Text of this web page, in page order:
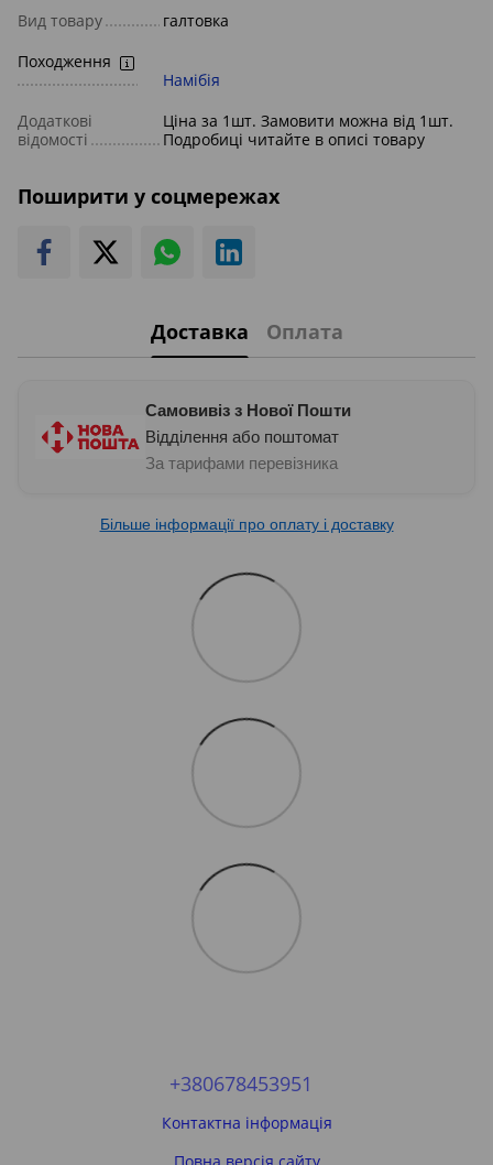
Вид товару
галтовка
Походження
Намібія
Додаткові
відомості
Ціна за 1шт. Замовити можна від 1шт.
Подробиці читайте в описі товару
Поширити у соцмережах
Доставка Оплата
Самовивіз з Нової Пошти
Відділення або поштомат
За тарифами перевізника
Більше інформації про оплату і доставку
+380678453951
Контактна інформація